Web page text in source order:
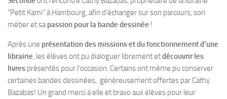
“Petit Kami” à Hambourg, afin d’échanger sur son parcours, son
métier et sapassion pour la bande dessinée !
Après une présentation des missions et du fonctionnement d’une
librairie, les élèves ont pu dialoguer librement etdécouvrir les
livres présentés pour l’occasion. Certains ont même pu conserver
certaines bandes dessinées, généreusement offertes par Cathy
Bazabas! Un grand merci à elle et bravo aux élèves pour leur